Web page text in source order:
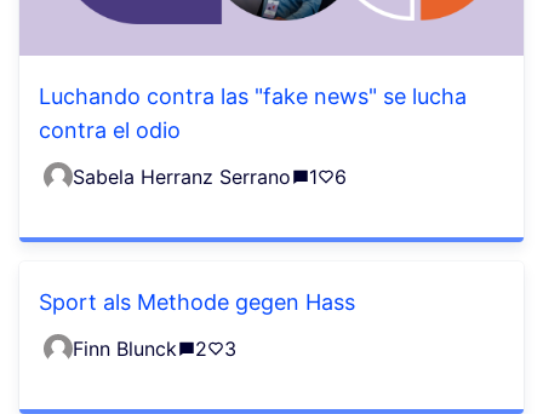
Luchando contra las "fake news" se lucha
contra el odio
Sabela Herranz Serrano 1 6
Sport als Methode gegen Hass
Finn Blunck 2 3